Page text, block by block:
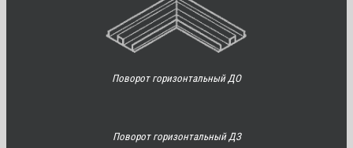
Поворот горизонтальный ДО
Поворот горизонтальный ДЗ